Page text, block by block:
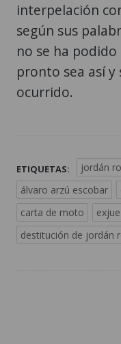
interpelación
según sus
no se ha
pronto sea así y
ocurrido.
ETIQUETAS: jordán
álvaro arzú escobar
carta de moto
destitución de jordán